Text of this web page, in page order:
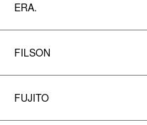
ERA.
FILSON
FUJITO